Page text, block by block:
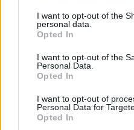
not limited to your visit or
grant or deny consent to
use your data for below
consent section.
I want to opt-out of the
personal data.
Opted In
I want to opt-out of the
Personal Data.
Opted In
I want to opt-out of
Personal Data for
Opted In